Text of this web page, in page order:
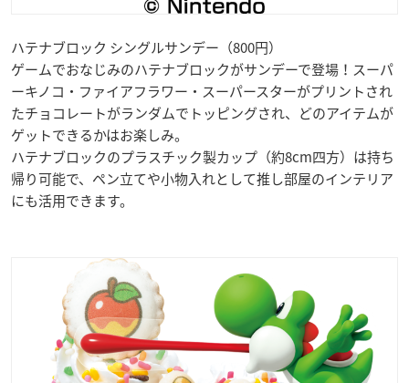
ハテナブロック シングルサンデー（800円）
ゲームでおなじみのハテナブロックがサンデーで登場！スーパ
ーキノコ・ファイアフラワー・スーパースターがプリントされ
たチョコレートがランダムでトッピングされ、どのアイテムが
ゲットできるかはお楽しみ。
ハテナブロックのプラスチック製カップ（約8cm四方）は持ち
帰り可能で、ペン立てや小物入れとして推し部屋のインテリア
にも活用できます。